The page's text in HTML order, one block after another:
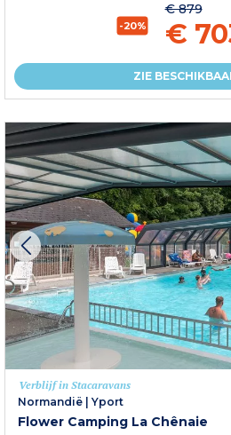
-20%
€ 879
€
ZIE
Verblijf in Stacaravans
Normandië
Yport
Flower Camping La Chênaie